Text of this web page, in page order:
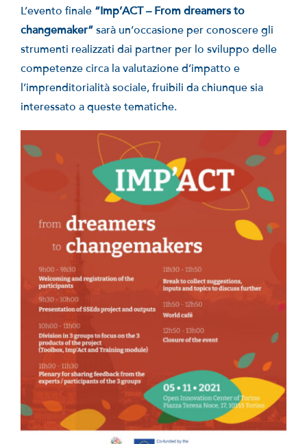
L’evento finale “Imp’ACT – From dreamers to
changemaker” sarà un’occasione per conoscere gli
strumenti realizzati dai partner per lo sviluppo delle
competenze circa la valutazione d’impatto e
l’imprenditorialità sociale, fruibili da chiunque sia
interessato a queste tematiche.